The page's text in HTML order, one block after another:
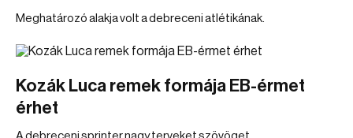
Meghatározó alakja volt a debreceni atlétikának.
Kozák Luca remek formája EB-érmet
érhet